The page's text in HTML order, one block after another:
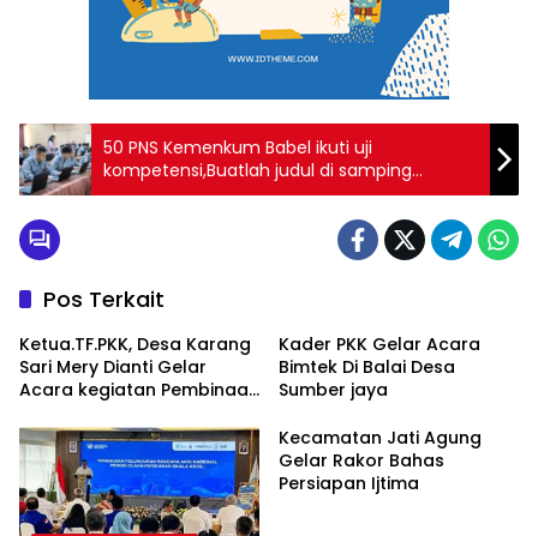
50 PNS Kemenkum Babel ikuti uji
kompetensi,Buatlah judul di samping
menjadi lebih menarik
Pos Terkait
Ketua.TF.PKK, Desa Karang
Sari Mery Dianti Gelar
Acara kegiatan Pembinaan
Anggota Kader PKK
Kader PKK Gelar Acara
Bimtek Di Balai Desa
Sumber jaya
Kecamatan Jati Agung
Gelar Rakor Bahas
Persiapan Ijtima